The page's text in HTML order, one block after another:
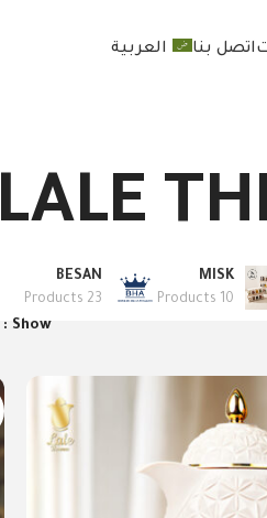
اتصل بنا العربية
LALE
MISK
10 Products
BESAN
23 Products
Show